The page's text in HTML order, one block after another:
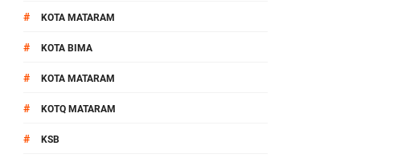
# KOTA MATARAM
# KOTA BIMA
# KOTA MATARAM
# KOTQ MATARAM
# KSB